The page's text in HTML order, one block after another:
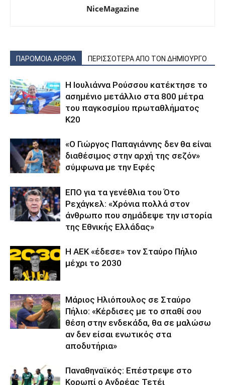
NiceMagazine
ΠΑΡΟΜΟΙΑ ΑΡΘΡΑ ΠΕΡΙΣΣΟΤΕΡΑ ΑΠΟ ΤΟΝ ΔΗΜΙΟΥΡΓΟ
Η Ιουλιάννα Ρούσσου κατέκτησε το
ασημένιο μετάλλιο στα 800 μέτρα
του παγκοσμίου πρωταθλήματος
Κ20
«Ο Γιώργος Παπαγιάννης δεν θα είναι
διαθέσιμος στην αρχή της σεζόν»
σύμφωνα με την Εφές
ΕΠΟ για τα γενέθλια του Ότο
Ρεχάγκελ: «Χρόνια πολλά στον
άνθρωπο που σημάδεψε την ιστορία
της Εθνικής Ελλάδας»
Η ΑΕΚ «έδεσε» τον Σταύρο Πήλιο
μέχρι το 2030
Μάριος Ηλιόπουλος σε Σταύρο
Πήλιο: «Κέρδισες με το σπαθί σου
θέση στην ενδεκάδα, θα σε μαλώσω
αν δεν είσαι ενωτικός στα
αποδυτήρια»
Παναθηναϊκός: Επέστρεψε στο
Κορωπί ο Ανδρέας Τετέι